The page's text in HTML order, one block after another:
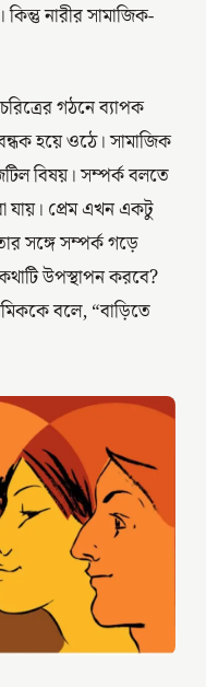
নারীর সামাজিক-
গঠনে ব্যাপক
হয়ে ওঠে। সামাজিক
বিষয়। সম্পর্ক বলতে
যায়। প্রেম এখন একটু
সঙ্গে সম্পর্ক গড়ে
উপস্থাপন করবে?
বলে, “বাড়িতে